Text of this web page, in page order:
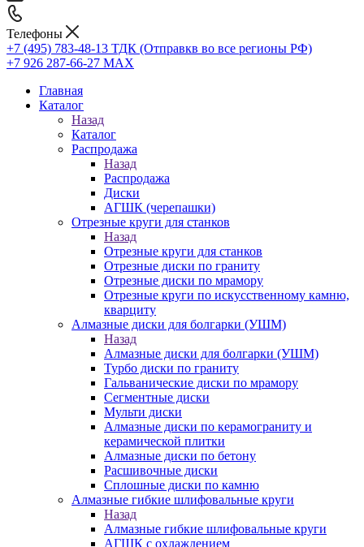
Телефоны
+7 (495) 783-48-13 ТДК (Отправкв во все регионы РФ)
+7 926 287-66-27 МАХ
Главная
Каталог
Назад
Каталог
Распродажа
Назад
Распродажа
Диски
АГШК (черепашки)
Отрезные круги для станков
Назад
Отрезные круги для станков
Отрезные диски по граниту
Отрезные диски по мрамору
Отрезные круги по искусственному камню,
кварциту
Алмазные диски для болгарки (УШМ)
Назад
Алмазные диски для болгарки (УШМ)
Турбо диски по граниту
Гальванические диски по мрамору
Сегментные диски
Мульти диски
Алмазные диски по керамограниту и
керамической плитки
Алмазные диски по бетону
Расшивочные диски
Сплошные диски по камню
Алмазные гибкие шлифовальные круги
Назад
Алмазные гибкие шлифовальные круги
АГШК с охлаждением